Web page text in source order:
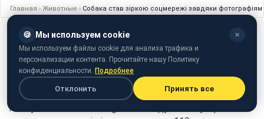
Главная › Животные › Собака став зіркою соцмережі завдяки фотографіям
ЖИВОТНЫЕ 14 ноября 2016 · 17:15
Собака став зіркою соцмережі
завдяки фотографіям з хороших
ресторанів
Аккаунт собаки в Instagram став дуже популярним
🍪 Мы используем cookie ✕
Мы используем файлы cookie для анализа трафика и
персонализации контента. Прочитайте нашу Политику
конфиденциальности. Подробнее
Отклонить Принять все